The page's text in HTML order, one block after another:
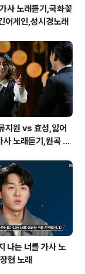
사 노래듣기,국화꽃
게인,성시경노래
지원 vs 효성,잃어
노래듣기,원곡 설
나는 너를 가사 노
현 노래